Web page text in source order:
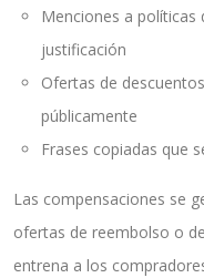
Menciones a
justificación
Ofertas de
públicamente
Frases copiadas que
Las compensaciones se
ofertas de reembolso o
entrena a los